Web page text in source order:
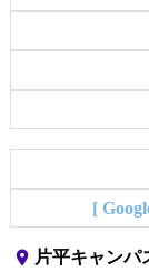
[
place 片平キャンパ